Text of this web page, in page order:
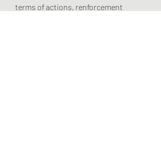
terms of actions, renforcement